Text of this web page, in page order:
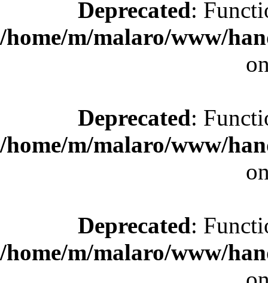
Deprecated:
/home/m/malaro/www/
Deprecated:
/home/m/malaro/www/
Deprecated:
/home/m/malaro/www/